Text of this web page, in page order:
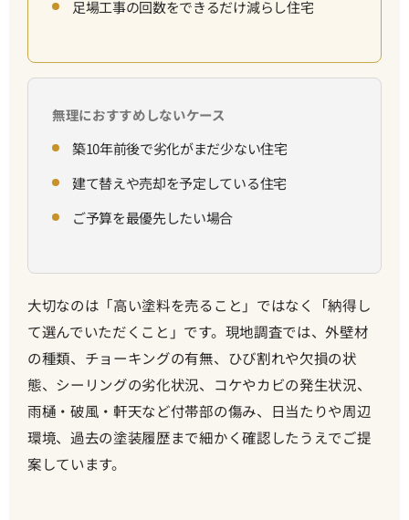
足場工事の回数をできるだけ減らし住宅
無理におすすめしないケース
築10年前後で劣化がまだ少ない住宅
建て替えや売却を予定している住宅
ご予算を最優先したい場合
大切なのは「高い塗料を売ること」ではなく「納得し
て選んでいただくこと」です。現地調査では、外壁材
の種類、チョーキングの有無、ひび割れや欠損の状
態、シーリングの劣化状況、コケやカビの発生状況、
雨樋・破風・軒天など付帯部の傷み、日当たりや周辺
環境、過去の塗装履歴まで細かく確認したうえでご提
案しています。